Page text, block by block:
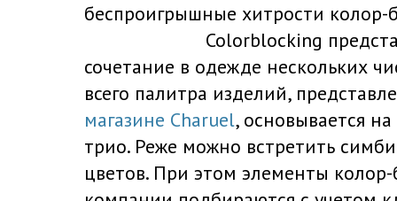
беспроигрышные хитрости колор-
Colorblocking
сочетание в одежде нескольких
всего палитра изделий,
магазине Charuel, основывается
трио. Реже можно встретить
цветов. При этом элементы